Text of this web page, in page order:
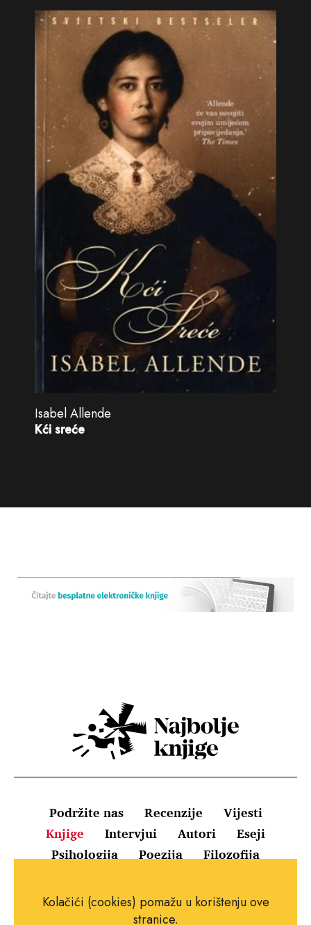
Isabel Allende
Kći sreće
Podržite nas Recenzije
Vijesti
Knjige
Intervjui Autori
Eseji
Psihologija
Poezija Filozofija
Uvjeti korištenja
Pravila o kolačićima
Impressum
Kolačići (cookies) pomažu u korištenju ove
stranice.